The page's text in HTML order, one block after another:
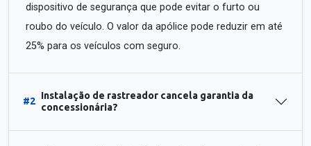
dispositivo de segurança que pode evitar o furto ou
roubo do veículo. O valor da apólice pode reduzir em até
25% para os veículos com seguro.
#2
Instalação de rastreador cancela garantia da
concessionária?